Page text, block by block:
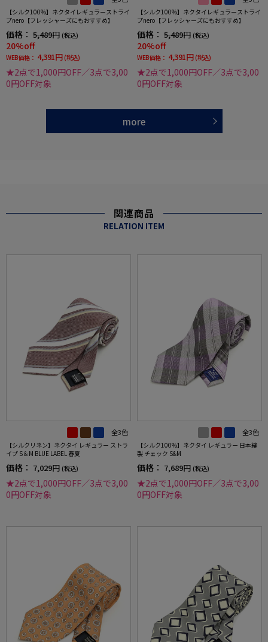
【シルク100%】ネクタイレギュラーストライ
プnero【フレッシャーズにもおすすめ】
価格： 5,489円 (税込)
20%off
WEB価格： 4,391円 (税込)
★2点で1,000円OFF／3点で3,00
0円OFF対象
【シルク100%】ネクタイレギュラーストライ
プnero【フレッシャーズにもおすすめ】
価格： 5,489円 (税込)
20%off
WEB価格： 4,391円 (税込)
★2点で1,000円OFF／3点で3,00
0円OFF対象
more
関連商品
RELATION ITEM
全3色
【シルクリネン】ネクタイ レギュラー ストラ
イプ S＆M BLUE LABEL 春夏
価格： 7,029円 (税込)
★2点で1,000円OFF／3点で3,00
0円OFF対象
全3色
【シルク100%】ネクタイ レギュラー 日本縫
製 チェック S&M
価格： 7,689円 (税込)
★2点で1,000円OFF／3点で3,00
0円OFF対象